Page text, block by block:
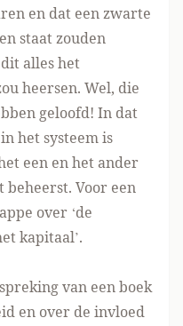
en dat een zwarte
staat zouden
alles het
heersen. Wel, die
geloofd! In dat
het systeem is
een en het ander
beheerst. Voor een
over ‘de
kapitaal’.
van een boek
en over de invloed